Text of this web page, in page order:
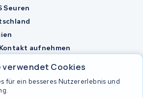
verwendet Cookies
für ein besseres Nutzererlebnis und
Seuren
aufnehmen